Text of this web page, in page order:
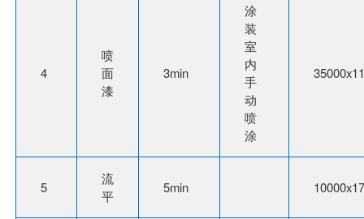
4
喷
面
漆
3min
涂
装
室
内
手
动
喷
涂
5
流
平
5min